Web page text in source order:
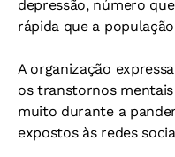
depressão, número
rápida que a
A organização
os transtornos
muito durante a
expostos às redes